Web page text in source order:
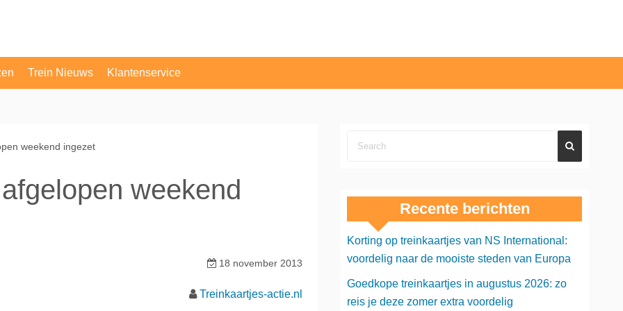
Trein Nieuws Klantenservice
weekend ingezet
weekend
18 november 2013
Treinkaartjes-actie.nl
Recente berichten
Korting op treinkaartjes van NS International:
voordelig naar de mooiste steden van Europa
Goedkope treinkaartjes in augustus 2026: zo
reis je deze zomer extra voordelig